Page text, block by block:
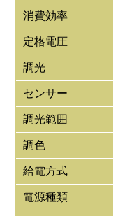
消費効率
定格電圧
調光
センサー
調光範囲
調色
給電方式
電源種類